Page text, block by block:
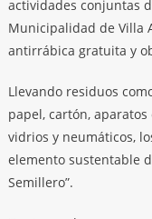
actividades conjuntas
Municipalidad de Villa
antirrábica gratuita y
Llevando residuos
papel, cartón,
vidrios y neumáticos,
elemento sustentable
Semillero”.